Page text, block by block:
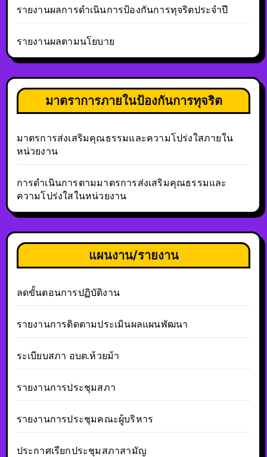
รายงานผลการดำเนินการป้องกันการทุจริตประจำปี
รายงานผลตามนโยบาย
มาตราการภายในป้องกันการทุจริต
มาตรการส่งเสริมคุณธรรมและความโปร่งใสภายใน
หน่วยงาน
การดำเนินการตามมาตรการส่งเสริมคุณธรรมและ
ความโปร่งใสในหน่วยงาน
แผนงาน/รายงาน
ลดขั้นตอนการปฏิบัติงาน
รายงานการติดตามประเมินผลแผนพัฒนา
ระเบียบสภา อบต.ห้วยม้า
รายงานการประชุมสภา
รายงานการประชุมคณะผู้บริหาร
ประกาศเรียกประชุมสภาสามัญ